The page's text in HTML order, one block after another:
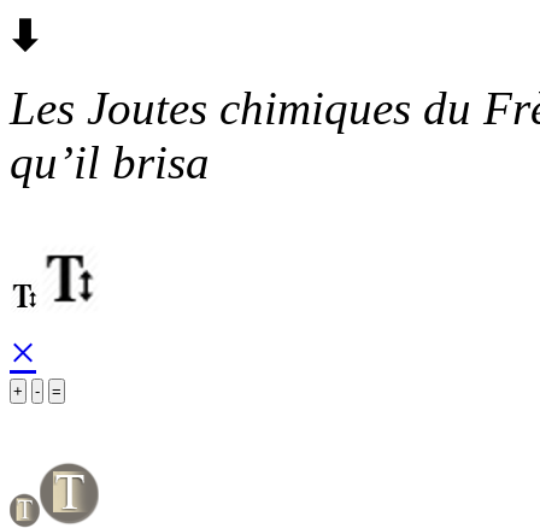
🠯
Les Joutes chimiques du
qu’il brisa
×
+ - =